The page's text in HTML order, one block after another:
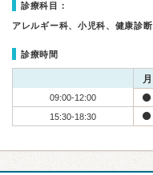
診療科目：
アレルギー科、小児科、健康診断
診療時間
月
09:00-12:00
15:30-18:30